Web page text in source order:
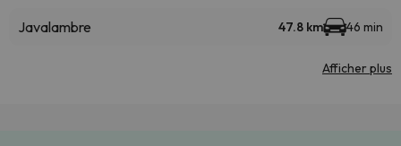
Javalambre 47.8 km 46 min
Afficher plus